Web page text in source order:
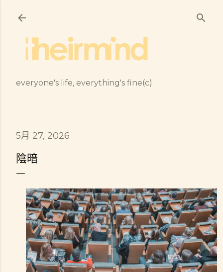
everyone's life, everything's fine(c)
5月 27, 2026
陰暗